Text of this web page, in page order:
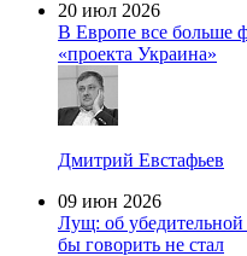
20 июл 2026
В Европе все больше
«проекта Украина»
Дмитрий Евстафьев
09 июн 2026
Лущ: об
бы говорить не стал